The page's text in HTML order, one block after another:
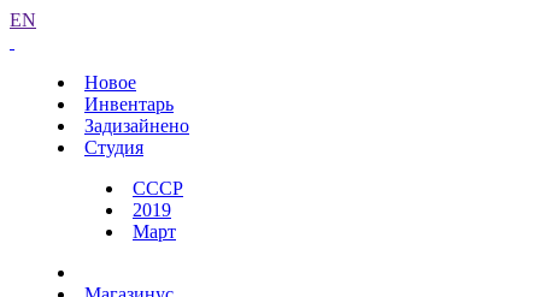
EN
Новое
Инвентарь
Задизайнено
Студия
СССР
2019
Март